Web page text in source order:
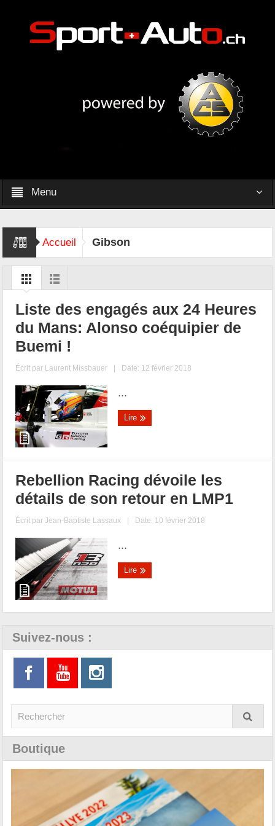
Menu
Accueil Gibson
Liste des engagés aux 24 Heures
du Mans: Alonso coéquipier de
Buemi !
Écrit par Laurent Missbauer | Date: 12 février 2018
...
Lire
Rebellion Racing dévoile les
détails de son retour en LMP1
Écrit parJean-Baptiste Lassaux | Date: 10 février 2018
...
Lire
Suivez-nous :
Boutique